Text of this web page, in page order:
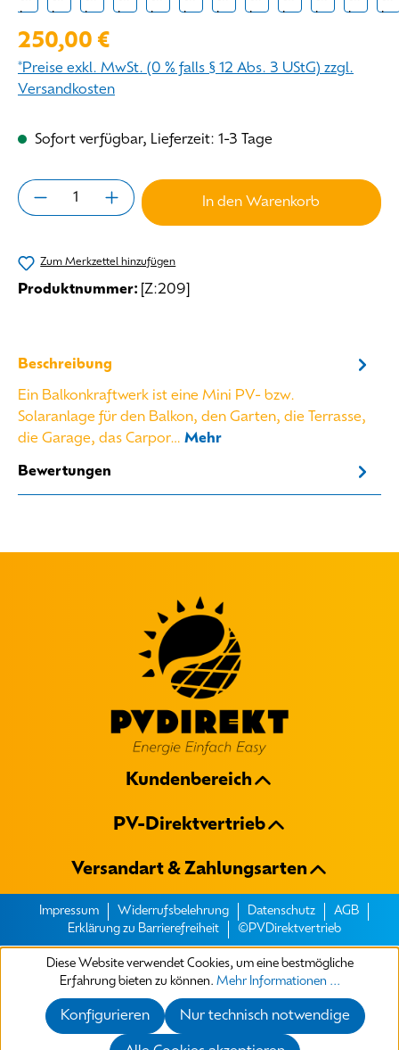
Regulärer Preis:
250,00 €
*Preise exkl. MwSt. (0 % falls § 12 Abs. 3 UStG) zzgl.
Versandkosten
Sofort verfügbar, Lieferzeit: 1-3 Tage
Produkt Anzahl: Gib den gewünschten
In den Warenkorb
Zum Merkzettel hinzufügen
Produktnummer: [Z:209]
Beschreibung
Ein Balkonkraftwerk ist eine Mini PV- bzw.
Solaranlage für den Balkon, den Garten, die Terrasse,
die Garage, das Carpor… Mehr
Bewertungen
Kundenbereich
PV-Direktvertrieb
Versandart & Zahlungsarten
Impressum Widerrufsbelehrung Datenschutz
AGB
Erklärung zu Barrierefreiheit
©PVDirektvertrieb
Diese Website verwendet Cookies, um eine bestmögliche
Erfahrung bieten zu können. Mehr Informationen ...
Nur technisch notwendige
Konfigurieren